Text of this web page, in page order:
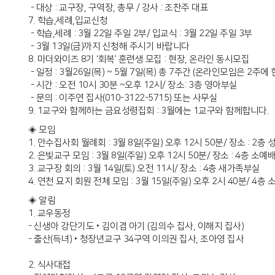
- 대상 : 교구장, 구역장, 총무 / 강사 : 조찬주 대표
7. 학습,세례,입교신청
- 학습,세례 : 3월 22일 주일 2부/ 입교식 : 3월 22일 주일 3부
- 3월 13일(금)까지 신청해 주시기 바랍니다
8. 마더와이즈 8기 ‘회복’ 훈련생 모집 : 현장, 온라인 동시모집
- 일정 : 3월26일(목) ~ 5월 7일(목) 총 7주간 (온라인모임은 2주에
- 시간 : 오전 10시 30분 ~오후 12시/ 장소: 3층 영아부실
- 문의 : 이주연 집사(010-3122-5715) 또는 사무실
9. 1교구와 함께하는 금요성령집회 : 3월에는 1교구와 함께합니다.
◈ 모임
1. 안수집사회 월례회 : 3월 8일(주일) 오후 12시 50분/ 장소 : 2층
2. 은빛교구 모임 : 3월 8일(주일) 오후 12시 50분/ 장소 : 4층 소예
3. 교구장 회의 : 3월 14일(토) 오전 11시/ 장소 : 4층 새가족부실
4. 연천 묘지 회원 전체 모임 : 3월 15일(주일) 오후 2시 40분/ 4층
◈ 알림
1. 교우동정
- 신생아 강단기도 ‣ 김이겸 아기 (김의수 집사, 이해지 집사)
- 출산(득녀) ‣ 청장년교구 34구역 이의권 집사, 조아영 집사
2. 식사대접